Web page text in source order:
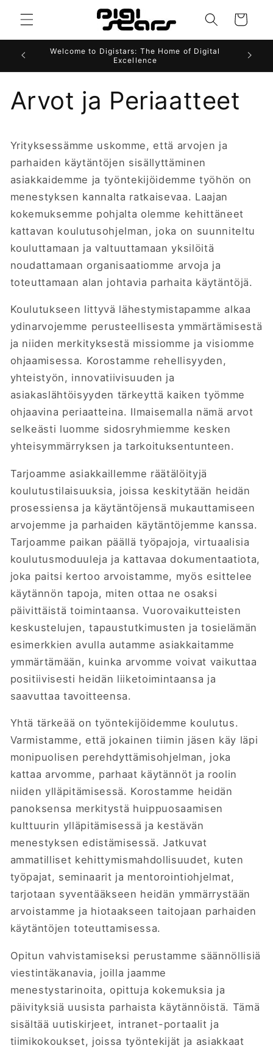
siirry
sisältöön
Ostoskori
Welcome to Digistars: The Home of Digital
Excellence
Arvot ja Periaatteet
Yrityksessämme uskomme, että arvojen ja
parhaiden käytäntöjen sisällyttäminen
asiakkaidemme ja työntekijöidemme työhön on
menestyksen kannalta ratkaisevaa. Laajan
kokemuksemme pohjalta olemme kehittäneet
kattavan koulutusohjelman, joka on suunniteltu
kouluttamaan ja valtuuttamaan yksilöitä
noudattamaan organisaatiomme arvoja ja
toteuttamaan alan johtavia parhaita käytäntöjä.
Koulutukseen littyvä lähestymistapamme alkaa
ydinarvojemme perusteellisesta ymmärtämisestä
ja niiden merkityksestä missiomme ja visiomme
ohjaamisessa. Korostamme rehellisyyden,
yhteistyön, innovatiivisuuden ja
asiakaslähtöisyyden tärkeyttä kaiken työmme
ohjaavina periaatteina. Ilmaisemalla nämä arvot
selkeästi luomme sidosryhmiemme kesken
yhteisymmärryksen ja tarkoituksentunteen.
Tarjoamme asiakkaillemme räätälöityjä
koulutustilaisuuksia, joissa keskitytään heidän
prosessiensa ja käytäntöjensä mukauttamiseen
arvojemme ja parhaiden käytäntöjemme kanssa.
Tarjoamme paikan päällä työpajoja, virtuaalisia
koulutusmoduuleja ja kattavaa dokumentaatiota,
joka paitsi kertoo arvoistamme, myös esittelee
käytännön tapoja, miten ottaa ne osaksi
päivittäistä toimintaansa. Vuorovaikutteisten
keskustelujen, tapaustutkimusten ja tosielämän
esimerkkien avulla autamme asiakkaitamme
ymmärtämään, kuinka arvomme voivat vaikuttaa
positiivisesti heidän liiketoimintaansa ja
saavuttaa tavoitteensa.
Yhtä tärkeää on työntekijöidemme koulutus.
Varmistamme, että jokainen tiimin jäsen käy läpi
monipuolisen perehdyttämisohjelman, joka
kattaa arvomme, parhaat käytännöt ja roolin
niiden ylläpitämisessä. Korostamme heidän
panoksensa merkitystä huippuosaamisen
kulttuurin ylläpitämisessä ja kestävän
menestyksen edistämisessä. Jatkuvat
ammatilliset kehittymismahdollisuudet, kuten
työpajat, seminaarit ja mentorointiohjelmat,
tarjotaan syventääkseen heidän ymmärrystään
arvoistamme ja hiotaakseen taitojaan parhaiden
käytäntöjen toteuttamisessa.
Opitun vahvistamiseksi perustamme säännöllisiä
viestintäkanavia, joilla jaamme
menestystarinoita, opittuja kokemuksia ja
päivityksiä uusista parhaista käytännöistä. Tämä
sisältää uutiskirjeet, intranet-portaalit ja
tiimikokoukset, joissa työntekijät ja asiakkaat